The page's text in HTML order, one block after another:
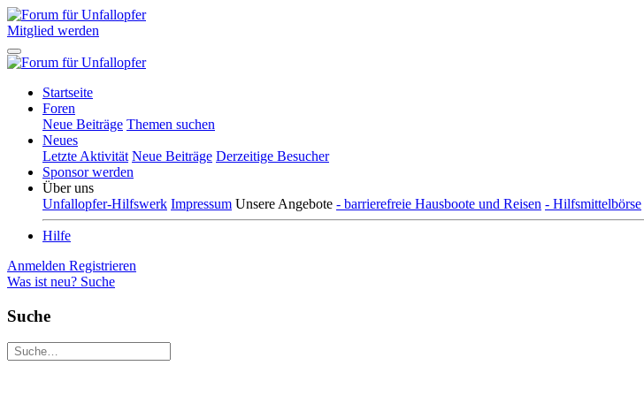
Mitglied werden
Startseite
Foren
Neue Beiträge Themen suchen
Neues
Letzte Aktivität Neue Beiträge Derzeitige Besucher
Sponsor werden
Über uns
Unfallopfer-Hilfswerk Impressum Unsere Angebote - barrierefreie Hausboote und Reisen - Hilfsmittelbörse
Hilfe
Anmelden Registrieren
Was ist neu? Suche
Suche